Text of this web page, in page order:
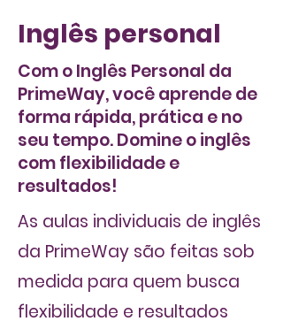
Inglês personal
Com o Inglês Personal da
PrimeWay, você aprende de
forma rápida, prática e no
seu tempo. Domine o inglês
com flexibilidade e
resultados!
As aulas individuais de inglês
da PrimeWay são feitas sob
medida para quem busca
flexibilidade e resultados